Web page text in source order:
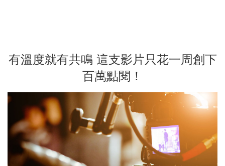
有溫度就有共鳴 這支影片只花一周創下
百萬點閱！